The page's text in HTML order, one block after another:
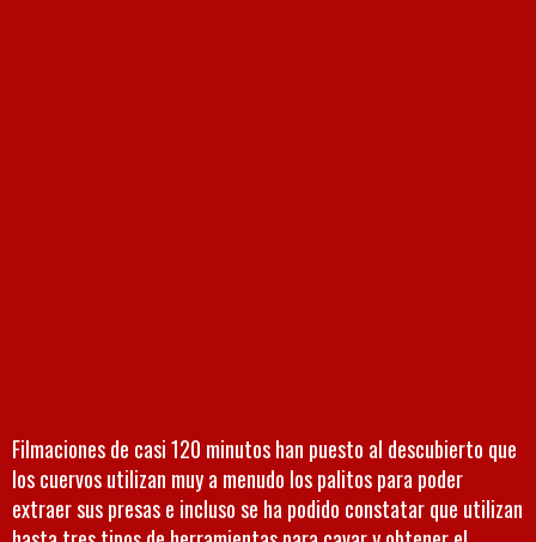
Filmaciones de casi 120 minutos han puesto al descubierto que
los cuervos utilizan muy a menudo los palitos para poder
extraer sus presas e incluso se ha podido constatar que utilizan